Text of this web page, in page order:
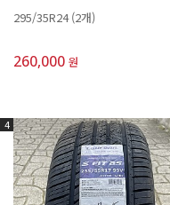
295/35R24 (2개)
260,000 원
4